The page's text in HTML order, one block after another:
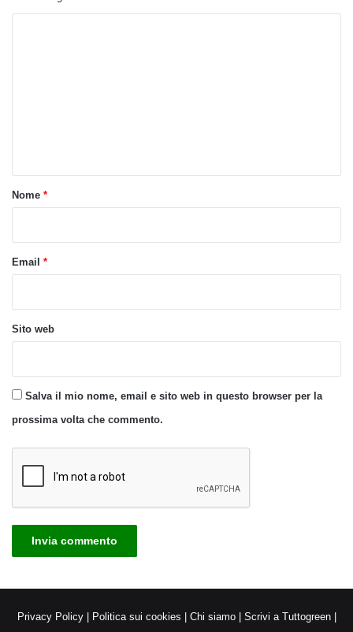
o
Nome *
Email *
Sito web
Salva il mio nome, email e sito web in questo browser per la
prossima volta che commento.
Privacy Policy| Politica sui cookies | Chi siamo| Scrivi a Tuttogreen|